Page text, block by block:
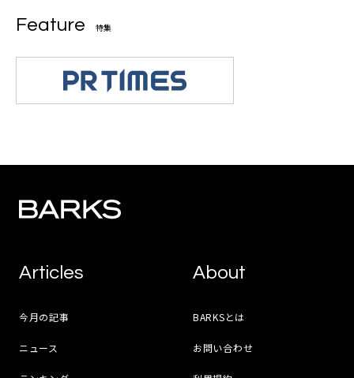
Feature 特集
Articles
今月の記事
ニュース
About
BARKSとは
お問い合わせ